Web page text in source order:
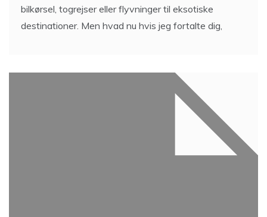
bilkørsel, togrejser eller flyvninger til eksotiske
destinationer. Men hvad nu hvis jeg fortalte dig,